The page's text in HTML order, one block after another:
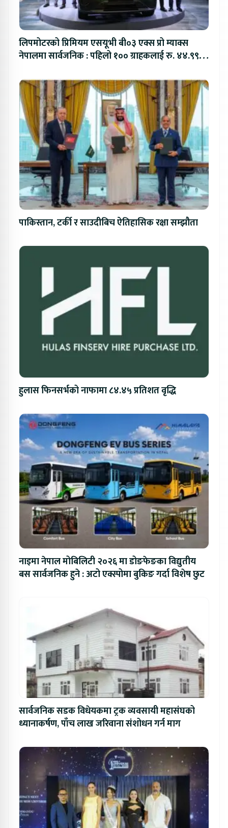
लिपमोटरको प्रिमियम एसयूभी बी०३ एक्स प्रो म्याक्स
नेपालमा सार्वजनिक : पहिलो १०० ग्राहकलाई रु. ४४.९९
पाकिस्तान, टर्की र साउदीबिच ऐतिहासिक रक्षा सम्झौता
हुलास फिनसर्भको नाफामा ८४.४५ प्रतिशत वृद्धि
नाइमा नेपाल मोबिलिटी २०२६ मा डोङफेङका विद्युतीय
बस सार्वजनिक हुने : अटो एक्स्पोमा बुकिङ गर्दा विशेष छुट
सार्वजनिक सडक विधेयकमा ट्रक व्यवसायी महासंघको
ध्यानाकर्षण, पाँच लाख जरिवाना संशोधन गर्न माग